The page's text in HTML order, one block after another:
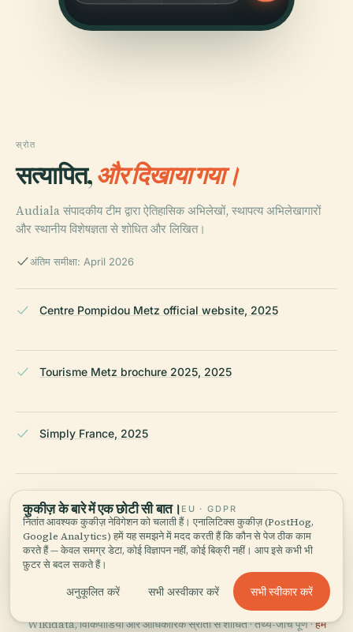
स्रोत
सत्यापित,और दिखाया गया।
Audiala संपादकीय टीम द्वारा ऐतिहासिक अभिलेखों, स्थापत्य अभिलेखागारों
और स्थानीय विशेषज्ञता से शोधित और लिखित।
अंतिम समीक्षा: April 2026
Centre Pompidou Metz official website, 2025
Tourisme Metz brochure 2025, 2025
Simply France, 2025
The Tourist Checklist, 2025
Wikipedia — Centre Pompidou-Metz
APRIL 2026
Wikidata, विकिपीडिया और आधिकारिक स्रोतों से शोधित · तथ्य-जाँच पूर्ण ·हम
कुकीज़ के बारे में एक छोटी सी बात। EU · GDPR
नितांत आवश्यक कुकीज़ नेविगेशन को चलाती हैं। एनालिटिक्स कुकीज़ (PostHog,
Google Analytics) हमें यह समझने में मदद करती हैं कि कौन से पेज ठीक काम
करते हैं — केवल समग्र डेटा, कोई विज्ञापन नहीं, कोई बिक्री नहीं। आप इसे कभी भी
फ़ुटर से बदल सकते हैं।
अनुकूलित करें सभी अस्वीकार करें सभी स्वीकार करें